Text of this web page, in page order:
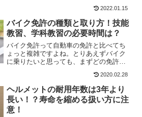
になって一つ上のクラスの「原付二種」
に販売台数で逆転される現象が起きてい
ます。例えばスズキの原...
2022.01.15
バイク免許の種類と取り方！技能
教習、学科教習の必要時間は？
バイク免許って自動車の免許と比べてち
ょっと複雑ですよね。とりあえずバイク
に乗りたいと思っても、まずどの免許か
きるのか、教習はどのくらい受けなけれ
ばならないのか・・・。管理人も初めて
免許を取る際はかなり迷い...
2020.02.28
ヘルメットの耐用年数は3年より
長い！？寿命を縮める扱い方に注
意！